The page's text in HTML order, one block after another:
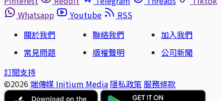
Whatsapp
Youtube
RSS
關於我們
聯絡我們
加入我們
常見問題
版權聲明
公司新聞
訂閱支持
©2026 端傳媒 Initium Media 隱私政策 服務條款